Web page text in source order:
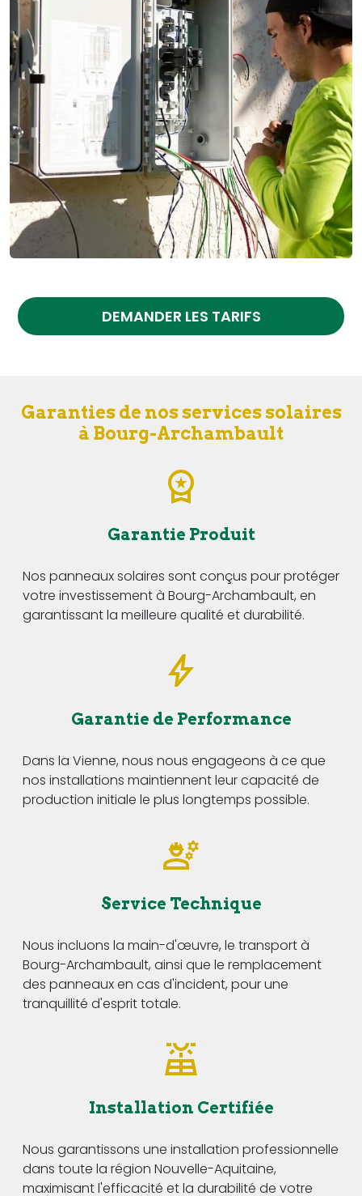
DEMANDER LES TARIFS
Garanties de nos services solaires
à Bourg-Archambault
Garantie Produit
Nos panneaux solaires sont conçus pour protéger
votre investissement à Bourg-Archambault, en
garantissant la meilleure qualité et durabilité.
Garantie de Performance
Dans la Vienne, nous nous engageons à ce que
nos installations maintiennent leur capacité de
production initiale le plus longtemps possible.
Service Technique
Nous incluons la main-d'œuvre, le transport à
Bourg-Archambault, ainsi que le remplacement
des panneaux en cas d'incident, pour une
tranquillité d'esprit totale.
Installation Certifiée
Nous garantissons une installation professionnelle
dans toute la région Nouvelle-Aquitaine,
maximisant l'efficacité et la durabilité de votre